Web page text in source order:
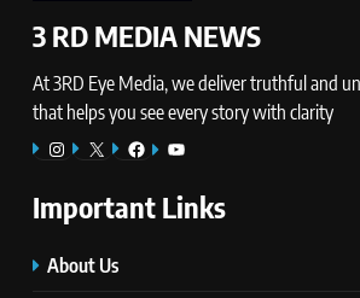
3 RD MEDIA NEWS
At 3RD Eye Media, we deliver truthful and
that helps you see every story with clarity
Instagram
X Facebook
YouTube
Important Links
About Us